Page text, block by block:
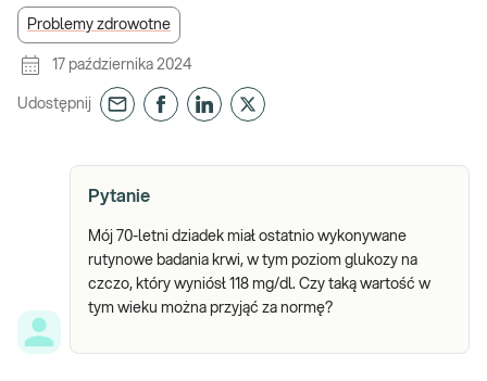
Problemy zdrowotne
17 października 2024
Udostępnij
Pytanie
Mój 70-letni dziadek miał ostatnio wykonywane
rutynowe badania krwi, w tym poziom glukozy na
czczo, który wyniósł 118 mg/dl. Czy taką wartość w
tym wieku można przyjąć za normę?